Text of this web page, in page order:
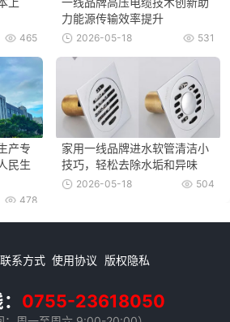
465
力能源传输效率提升
531
2026-05-18
产专
民生
478
家用一线品牌进水软管清洁小
技巧，轻松去除水垢和异味
504
2026-05-18
联系方式 使用协议 版权隐私
0755-23618050